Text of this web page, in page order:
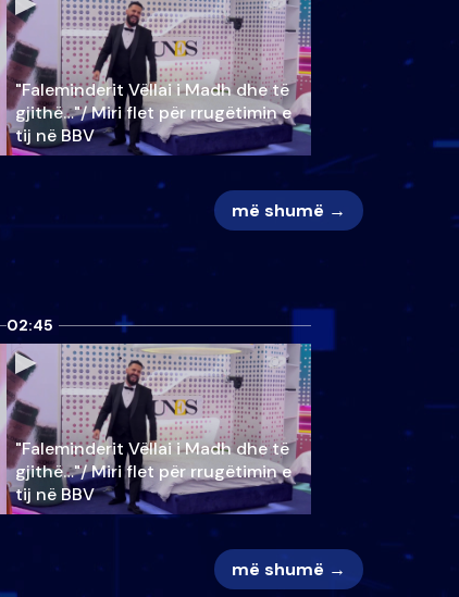
"Faleminderit Vëllai i Madh dhe të
gjithë…"/ Miri flet për rrugëtimin e
tij në BBV
më shumë →
02:45
"Faleminderit Vëllai i Madh dhe të
gjithë…"/ Miri flet për rrugëtimin e
tij në BBV
më shumë →